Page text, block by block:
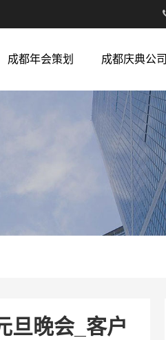
成都年会策划 成都庆典公司
旦晚会_客户